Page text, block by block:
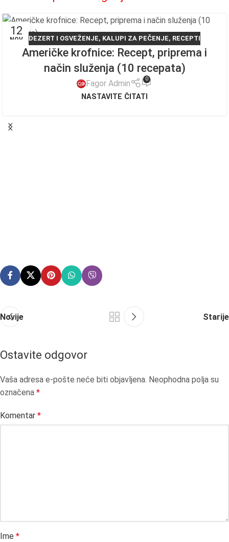
12
NOV DEZERT I OSVEŽENJE, KALUPI ZA PEČENJE, RECEPTI
Američke krofnice: Recept, priprema i
način služenja (10 recepata)​
Fagor Admin 0
NASTAVITE ČITATI
Novije Starije
Ostavite odgovor
Vaša adresa e-pošte neće biti objavljena. Neophodna polja su
označena *
Komentar *
Ime *